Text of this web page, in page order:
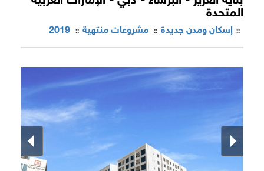
المتحدة
2019:: مشروعات منتهية:: إسكان ومدن جديدة ::